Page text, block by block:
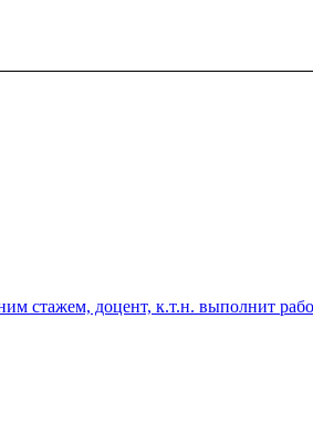
стажем, доцент, к.т.н. выполнит